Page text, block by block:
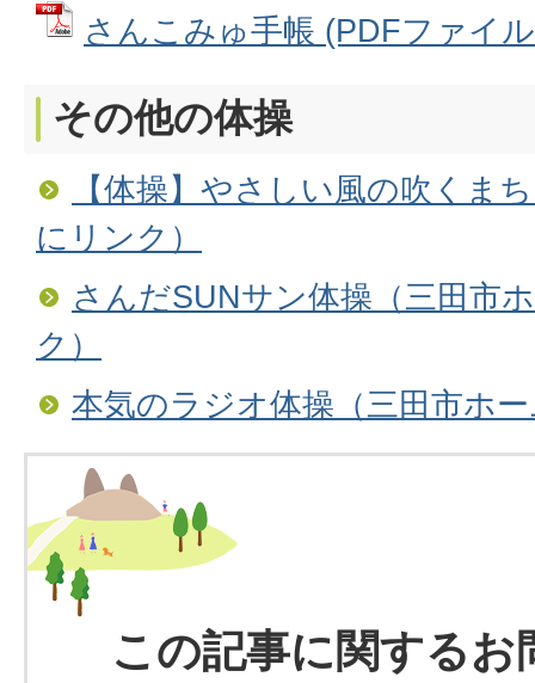
さんこみゅ手帳 (PDFファイ
その他の体操
【体操】やさしい風の吹くま
にリンク）
さんだSUNサン体操（三田市
ク）
本気のラジオ体操（三田市ホ
この記事に関するお